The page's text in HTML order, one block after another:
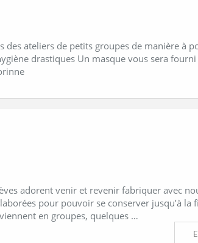
ateliers de petits groupes de manière à
drastiques Un masque vous sera
adorent venir et revenir fabriquer avec
pour pouvoir se conserver jusqu’à la
en groupes, quelques …